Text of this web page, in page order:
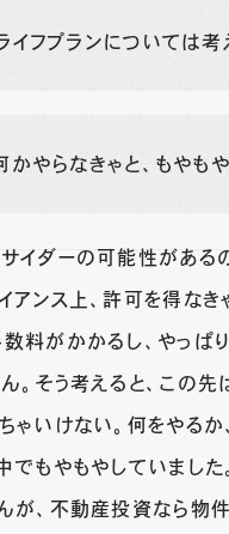
イフプランについては考
かやらなきゃと、もやも
イダーの可能性がある
アンス上、許可を得な
料がかかるし、やっぱ
。そう考えると、この
ゃいけない。何をやる
でもやもやしていまし
が、不動産投資なら物